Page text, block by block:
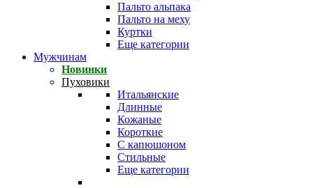
Пальто альпака
Пальто на меху
Куртки
Еще категории
Мужчинам
Новинки
Пуховики
Итальянские
Длинные
Кожаные
Короткие
С капюшоном
Стильные
Еще категории